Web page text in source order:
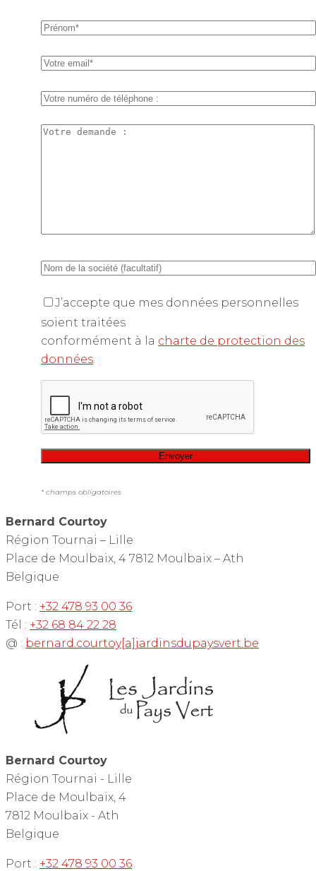
J’accepte que mes données personnelles
soient traitées
conformément à la charte de protection des
données.
* champs obligatoires
Bernard Courtoy
Région Tournai – Lille
Place de Moulbaix, 4 7812 Moulbaix – Ath
Belgique
Port : +32 478 93 00 36
Tél : +32 68 84 22 28
@ : bernard.courtoy[a]jardinsdupaysvert.be
Bernard Courtoy
Région Tournai - Lille
Place de Moulbaix, 4
7812 Moulbaix - Ath
Belgique
Port : +32 478 93 00 36